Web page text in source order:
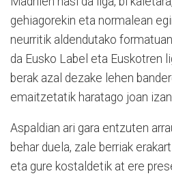
gehiagorekin eta normalean
neurritik aldendutako
da Eusko Label eta Euskotren
berak azal dezake lehen
emaitzetatik haratago joan
Aspaldian ari gara entzuten
behar duela, zale berriak
eta gure kostaldetik at ere